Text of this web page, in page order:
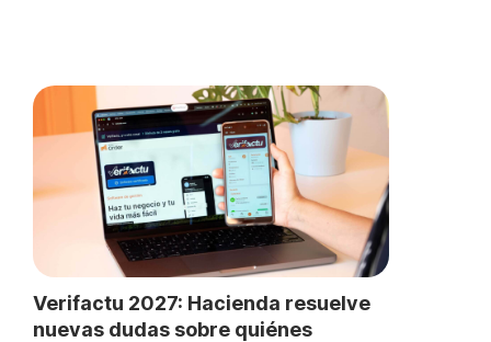
Verifactu 2027: Hacienda resuelve
nuevas dudas sobre quiénes